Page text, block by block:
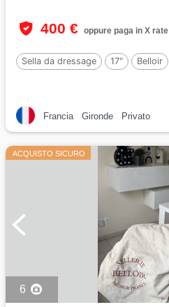
400 € oppure paga in X rate
Sella da dressage 17" Belloir
Francia Gironde Privato
ACQUISTO SICURO
6